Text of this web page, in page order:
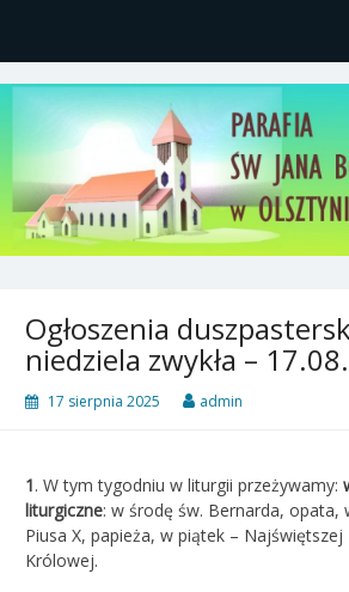
Parafia św, Jana
Olsztynie
Gutkowo, ul. Żółkiewskiego 1
Ogłoszenia
niedziela zwykła –
17 sierpnia 2025 admin
1. W tym tygodniu w liturgii przeżywamy:
liturgiczne: w środę św. Bernarda, opata,
Piusa X, papieża, w piątek – Najświętszej
Królowej.